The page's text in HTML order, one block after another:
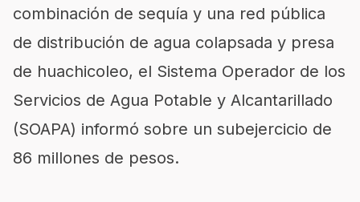
combinación de sequía y una red pública
de distribución de agua colapsada y presa
de huachicoleo, el Sistema Operador de los
Servicios de Agua Potable y Alcantarillado
(SOAPA) informó sobre un subejercicio de
86 millones de pesos.